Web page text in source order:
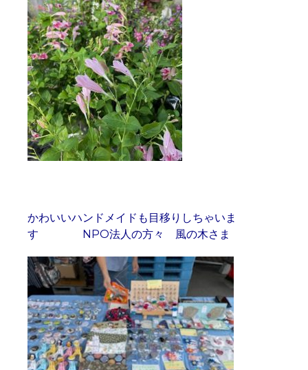
かわいいハンドメイドも目移りしちゃいま
す NPO法人の方々 風の木さま